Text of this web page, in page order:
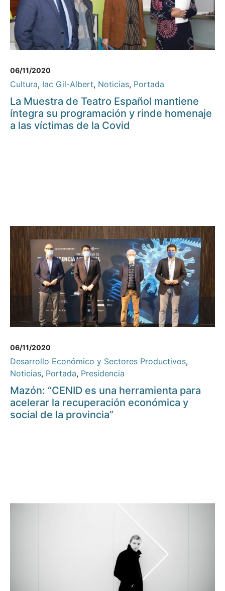
06/11/2020
Cultura, Iac Gil-Albert, Noticias, Portada
La Muestra de Teatro Español mantiene
íntegra su programación y rinde homenaje
a las víctimas de la Covid
06/11/2020
Desarrollo Económico y Sectores Productivos,
Noticias, Portada, Presidencia
Mazón: “CENID es una herramienta para
acelerar la recuperación económica y
social de la provincia”